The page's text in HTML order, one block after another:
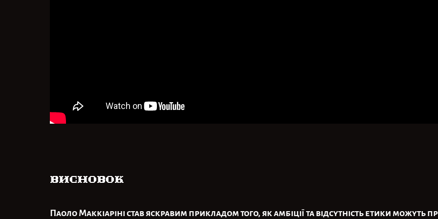
Висновок
Паоло Маккіаріні став яскравим прикладом того, як амбіції та відсутність етики можуть